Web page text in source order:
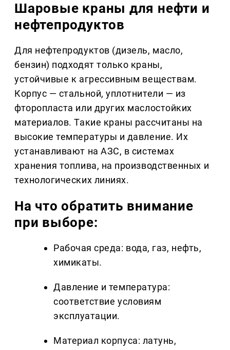
Шаровые краны для нефти и
нефтепродуктов
Для нефтепродуктов (дизель, масло,
бензин) подходят только краны,
устойчивые к агрессивным веществам.
Корпус — стальной, уплотнители — из
фторопласта или других маслостойких
материалов. Такие краны рассчитаны на
высокие температуры и давление. Их
устанавливают на АЗС, в системах
хранения топлива, на производственных и
технологических линиях.
На что обратить внимание
при выборе:
Рабочая среда: вода, газ, нефть,
химикаты.
Давление и температура:
соответствие условиям
эксплуатации.
Материал корпуса: латунь,